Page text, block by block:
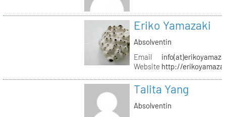
Eriko Yamazaki
Absolventin
Email
Website http://
Talita Yang
Absolventin